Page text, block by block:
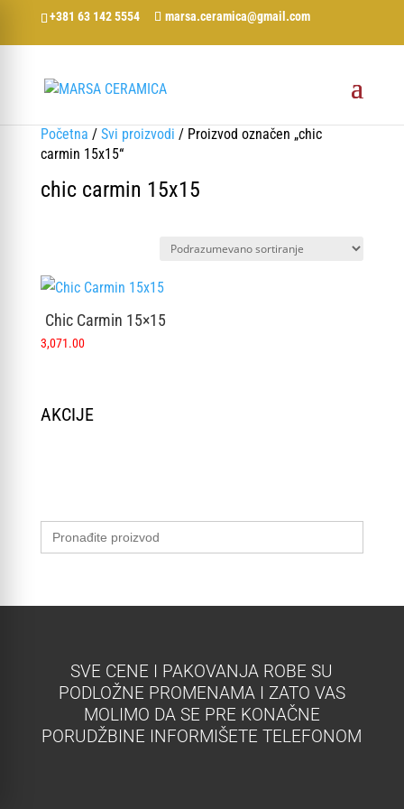
+381 63 142 5554 marsa.ceramica@gmail.com
Početna / Svi proizvodi / Proizvod označen „chic
carmin 15x15“
chic carmin 15x15
Chic Carmin 15×15
3,071.00
AKCIJE
Search
for:
SVE CENE I PAKOVANJA ROBE SU
PODLOŽNE PROMENAMA I ZATO VAS
MOLIMO DA SE PRE KONAČNE
PORUDŽBINE INFORMIŠETE TELEFONOM